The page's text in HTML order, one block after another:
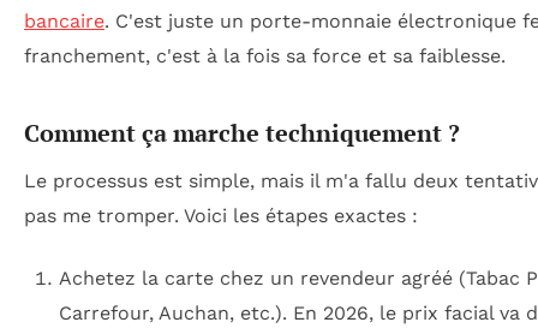
bancaire. C'est juste un porte-monnaie électronique
franchement, c'est à la fois sa force et sa faiblesse.
Comment ça marche techniquement ?
Le processus est simple, mais il m'a fallu deux
pas me tromper. Voici les étapes exactes :
Achetez la carte chez un revendeur agréé (Tabac
Carrefour, Auchan, etc.). En 2026, le prix facial va